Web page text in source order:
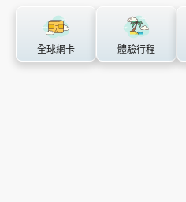
全球網卡 體驗行程